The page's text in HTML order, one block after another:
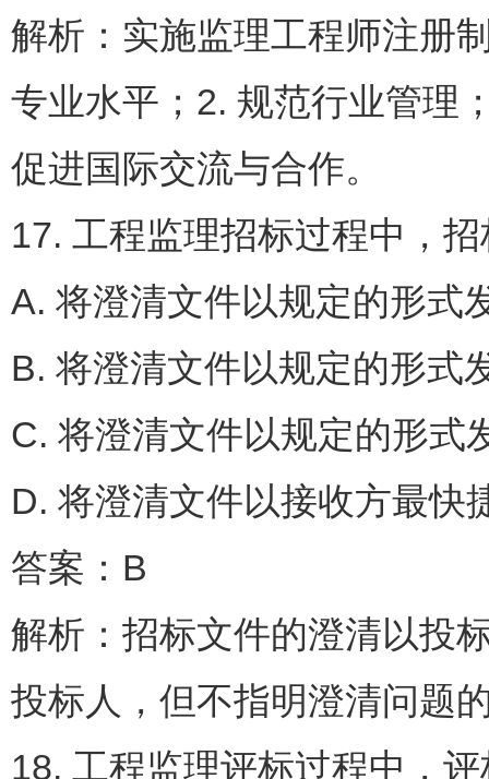
解析：实施监理工程师注册
专业水平；2. 规范行业管理
促进国际交流与合作。
17. 工程监理招标过程中，
A. 将澄清文件以规定的
B. 将澄清文件以规定的形
C. 将澄清文件以规定的形
D. 将澄清文件以接收方最快
答案：B
解析：招标文件的澄清以投
投标人，但不指明澄清问题
18. 工程监理评标过程中，